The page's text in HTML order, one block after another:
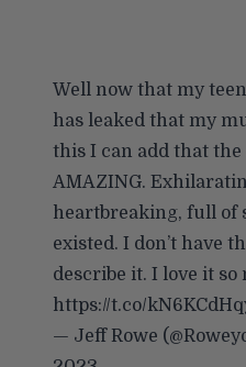
Well now that my
has leaked that my
this I can add that the
AMAZING.
heartbreaking, full of
existed. I don’t have
describe it. I love it so
https://t.co/
— Jeff Rowe